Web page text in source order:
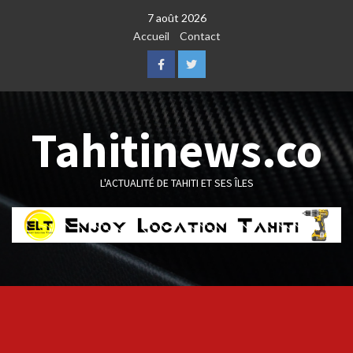
7 août 2026
Accueil
Contact
FacebookTwitter
Tahitinews.co
L'ACTUALITÉ DE TAHITI ET SES ÎLES